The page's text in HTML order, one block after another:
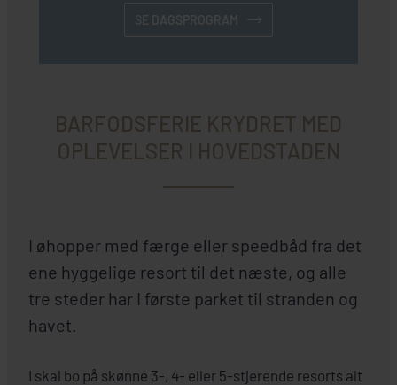
SE DAGSPROGRAM
BARFODSFERIE KRYDRET MED
OPLEVELSER I HOVEDSTADEN
I øhopper med færge eller speedbåd fra det
ene hyggelige resort til det næste, og alle
tre steder har I første parket til stranden og
havet.
I skal bo på skønne 3-, 4- eller 5-stjerende resorts alt